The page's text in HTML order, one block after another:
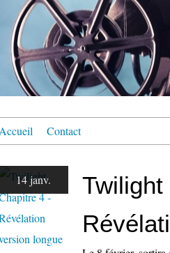
Accueil Contact
14 janv.